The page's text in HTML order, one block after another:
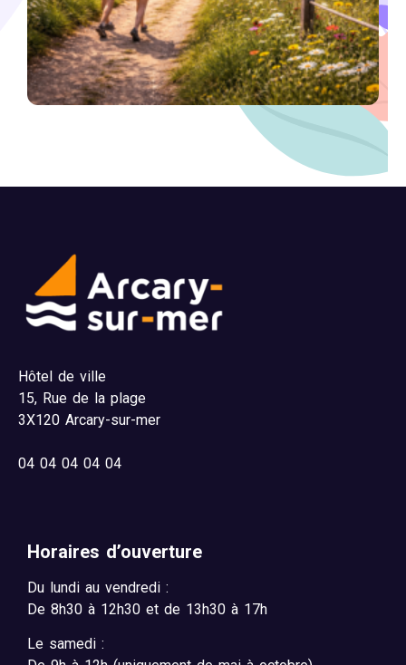
Hôtel de ville
15, Rue de la plage
3X120 Arcary-sur-mer
04 04 04 04 04
Horaires d’ouverture
Du lundi au vendredi :
De 8h30 à 12h30 et de 13h30 à 17h
Le samedi :